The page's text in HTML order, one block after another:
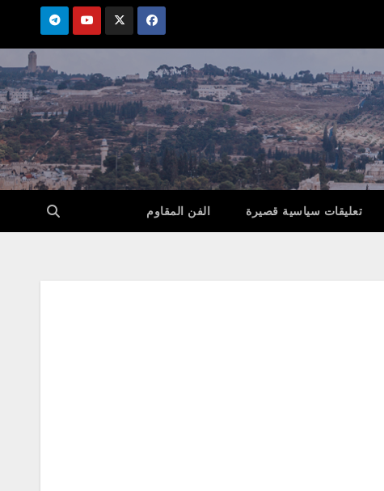
تعليقات سياسية قصيرة الفن المقاوم